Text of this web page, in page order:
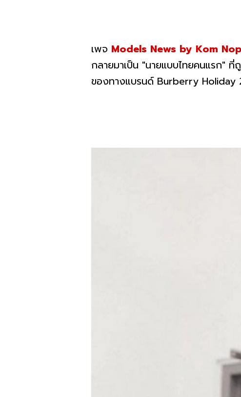
เพจ Models News by Kom
กลายมาเป็น "นายแบบไทยคนแรก" ที่
ของทางแบรนด์ Burberry Holiday